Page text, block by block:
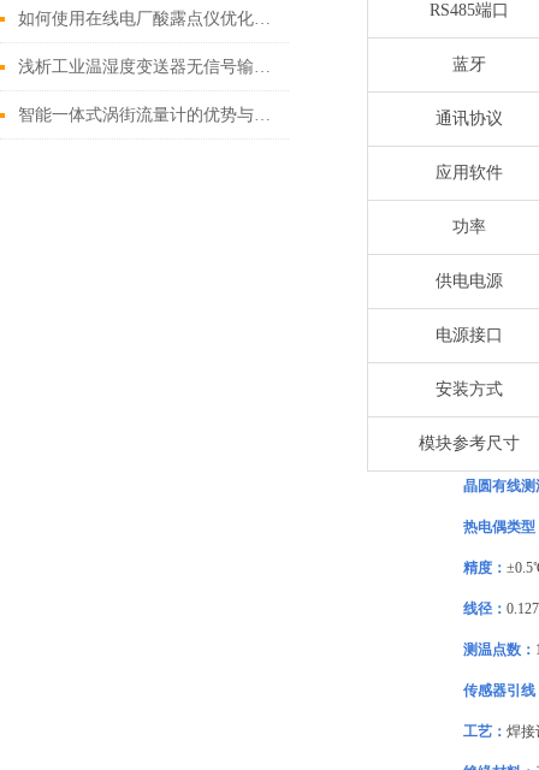
如何使用在线电厂酸露点仪优化电厂的化学管理？
浅析工业温湿度变送器无信号输出的原因
智能一体式涡街流量计的优势与适用场景说明
RS485端口
蓝牙
通讯协议
应用软件
功率
供电电源
电源接口
安装方式
模块参考尺寸
晶圆有线
热电偶类型
精度：
线径：
测温点数：
传感器引线
工艺： 焊接